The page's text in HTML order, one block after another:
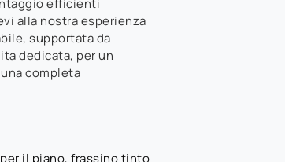
efficienti
alla nostra esperienza
supportata da
dedicata, per un
completa
il piano, frassino tinto